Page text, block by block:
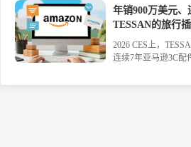
数据分析几秒完成，
议，帮助卖家科学决
#跨境电商
年销900万美元、
TESSAN的旅行
2026 CES上，
连续7年亚马逊3C配
解其逆袭五步法：